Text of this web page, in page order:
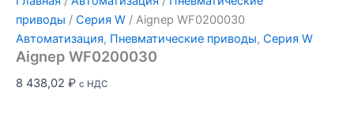
приводы / Серия W / Aignep WF0200030
Автоматизация, Пневматические приводы, Серия W
Aignep WF0200030
8 438,02 ₽ с НДС